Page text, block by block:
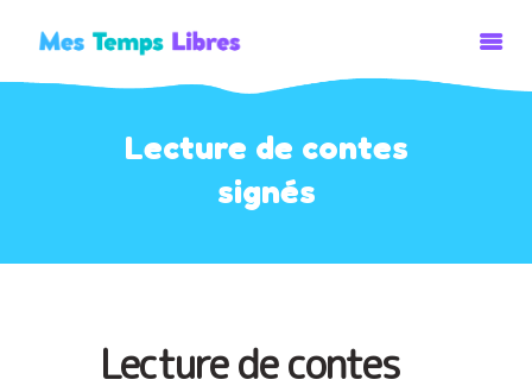
Lecture de contes
signés
ACCUEIL
ACTIVITÉS
Lecture de contes